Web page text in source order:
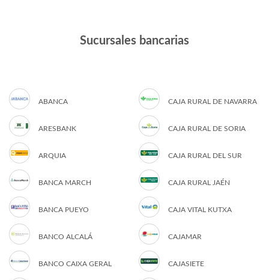
Sucursales bancarias
ABANCA
ARESBANK
ARQUIA
BANCA MARCH
BANCA PUEYO
BANCO ALCALÁ
BANCO CAIXA GERAL
CAJA RURAL DE NAVARRA
CAJA RURAL DE SORIA
CAJA RURAL DEL SUR
CAJA RURAL JAÉN
CAJA VITAL KUTXA
CAJAMAR
CAJASIETE